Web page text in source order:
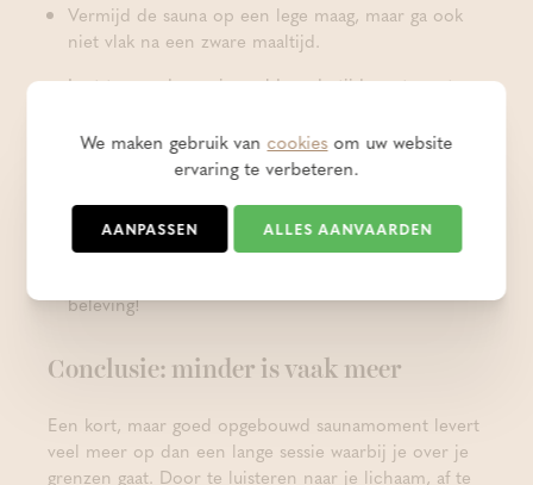
Vermijd de sauna op een lege maag, maar ga ook
niet vlak na een zware maaltijd.
Laat tussen de sessies voldoende tijd om te rusten.
Grimbergen begeleiden onze saunameesters je in
een intense, maar veilige beleving met geurende
oliën en luchtstromen.
Ga zeker eens wandelen op ons prachtige domein
beleving!
Conclusie: minder is vaak meer
Een kort, maar goed opgebouwd saunamoment levert
veel meer op dan een lange sessie waarbij je over je
grenzen gaat. Door te luisteren naar je lichaam, af te
We maken gebruik vancookiesom uw website
ervaring te verbeteren.
AANPASSEN ALLES AANVAARDEN